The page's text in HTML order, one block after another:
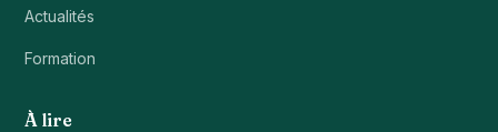
Actualités
Formation
À lire